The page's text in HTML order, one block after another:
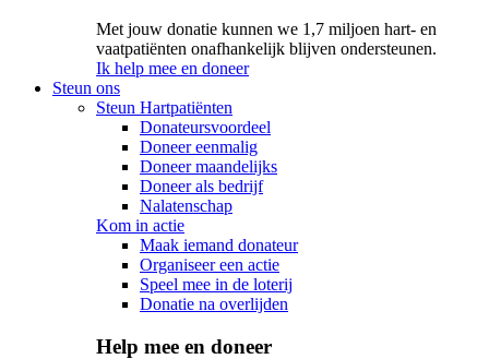
Met jouw donatie kunnen we 1,7 miljoen hart- en
vaatpatiënten onafhankelijk blijven ondersteunen.
Ik help mee en doneer
Steun ons
Steun Hartpatiënten
Donateursvoordeel
Doneer eenmalig
Doneer maandelijks
Doneer als bedrijf
Nalatenschap
Kom in actie
Maak iemand donateur
Organiseer een actie
Speel mee in de loterij
Donatie na overlijden
Help mee en doneer